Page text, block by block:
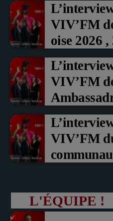
VIV’FM
oise 2026
Prix du
fruits
VIV’FM
VIV’FM
président
L'ÉQUIPE !